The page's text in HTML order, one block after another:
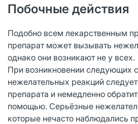
Побочные действия
Подобно всем лекарственным
препарат может вызывать
однако они возникают не у всех.
При возникновении следующих
нежелательных реакций
препарата и немедленно
помощью. Серьёзные
которые нечасто наблюдались